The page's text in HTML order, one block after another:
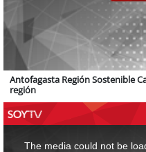
Antofagasta Región Sostenible
región
The media could not be